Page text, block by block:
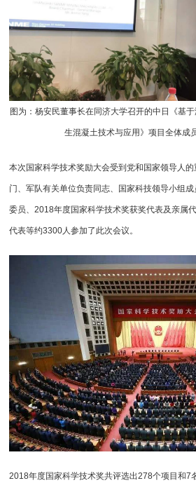
图为：杨安民董事长在同济大学召开的中日《基
生混凝土技术与应用》项目全体成
本次国家科学技术奖励大会受到党和国家领导人
门、军队有关单位负责同志、国家科技领导小组
委员、2018年度国家科学技术奖获奖代表及亲属
代表等约3300人参加了此次会议。
2018年度国家科学技术奖共评选出278个项目和7